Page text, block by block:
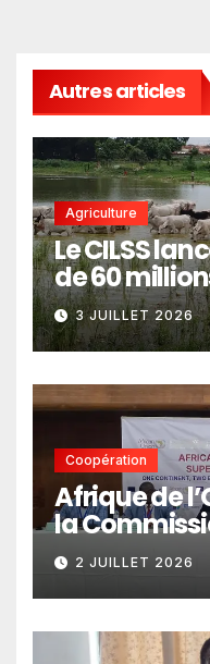
Autres articles
Agriculture
Le CILSS
de 60
3 JUILLET 2026
Coopération
Afrique de
la
africaine
l’intégration
climatiques
politiques
2 JUILLET 2026